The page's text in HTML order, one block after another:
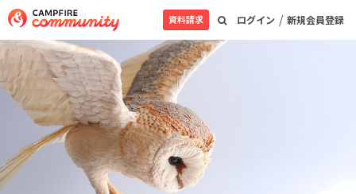
ログイン / 新規会員登録
資料請求